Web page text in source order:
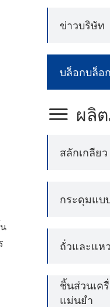
ข่าวบริษัท
บล็อกบล็อก
 ผลิ
สลักเกลียว
กระดุมแบ
ถั่วและแห
ชิ้นส่วนเค
แม่นยำ